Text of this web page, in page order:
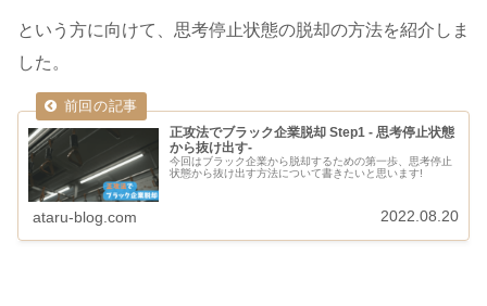
という方に向けて、思考停止状態の脱却の方法を紹介しま
した。
正攻法でブラック企業脱却 Step1 - 思考停止状態
から抜け出す-
今回はブラック企業から脱却するための第一歩、思考停止
状態から抜け出す方法について書きたいと思います!
ataru-blog.com 2022.08.20